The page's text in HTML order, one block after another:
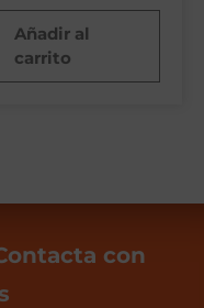
Añadir al
carrito
con